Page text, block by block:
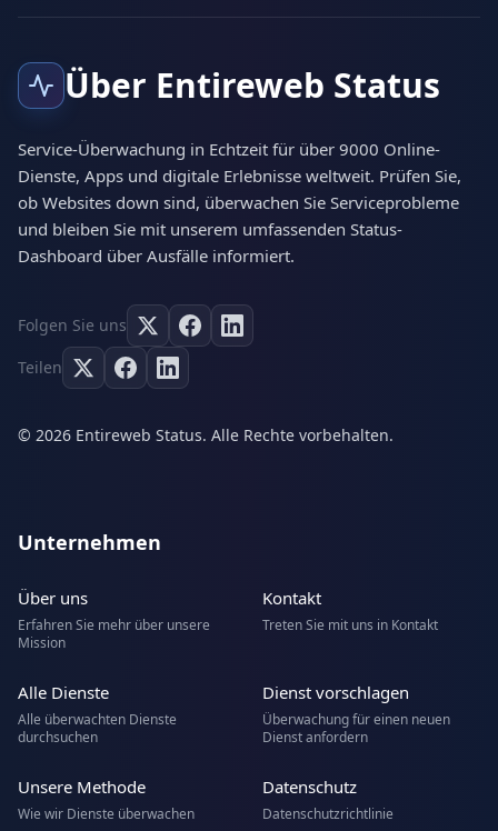
Über Entireweb Status
Service-Überwachung in Echtzeit für über 9000 Online-
Dienste, Apps und digitale Erlebnisse weltweit. Prüfen Sie,
ob Websites down sind, überwachen Sie Serviceprobleme
und bleiben Sie mit unserem umfassenden Status-
Dashboard über Ausfälle informiert.
Folgen Sie uns
Teilen
© 2026 Entireweb Status. Alle Rechte vorbehalten.
Unternehmen
Über uns
Erfahren Sie mehr über unsere
Mission
Kontakt
Treten Sie mit uns in Kontakt
Alle Dienste
Alle überwachten Dienste
durchsuchen
Dienst vorschlagen
Überwachung für einen neuen
Dienst anfordern
Unsere Methode
Wie wir Dienste überwachen
Datenschutz
Datenschutzrichtlinie